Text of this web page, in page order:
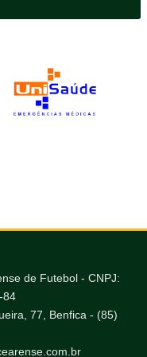
de Futebol - CNPJ:
84
77, Benfica - (85)